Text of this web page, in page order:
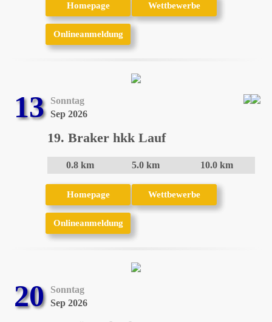
Homepage
Homepage Wettbewerbe
Wettbewerbe
Onlineanmeldung
Onlineanmeldung
13
Sonntag
Sep 2026
19. Braker hkk Lauf
0.8 km 5.0 km 10.0 km
Homepage
Homepage Wettbewerbe
Wettbewerbe
Onlineanmeldung
Onlineanmeldung
20
Sonntag
Sep 2026